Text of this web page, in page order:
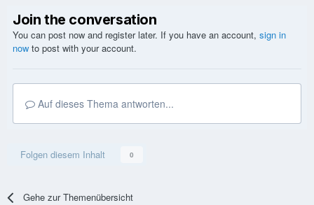
Join the conversation
You can post now and register later. If you have an account, sign in
now to post with your account.
Auf dieses Thema antworten...
Folgen diesem Inhalt 0
Gehe zur Themenübersicht